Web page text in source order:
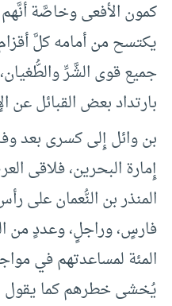
كمون الأفعى وخاصَّة أنَّهم
يكتسح من أمامه كلَّ
جميع قوى الشَّرِّ
بارتداد بعض القبائل عن
بن وائل إِلى كسرى بعد
إِمارة البحرين، فلاقى
المنذر بن النُّعمان على
فارسٍ، وراجلٍ، وعددٍ من
المئة لمساعدتهم في
يُخشى خطرهم كما يقول